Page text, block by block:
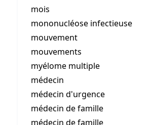
mois
mononucléose infectieuse
mouvement
mouvements
myélome multiple
médecin
médecin d'urgence
médecin de famille
médecin de famille